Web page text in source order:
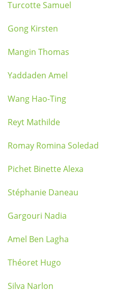
Turcotte Samuel
Gong Kirsten
Mangin Thomas
Yaddaden Amel
Wang Hao-Ting
Reyt Mathilde
Romay Romina Soledad
Pichet Binette Alexa
Stéphanie Daneau
Gargouri Nadia
Amel Ben Lagha
Théoret Hugo
Silva Narlon